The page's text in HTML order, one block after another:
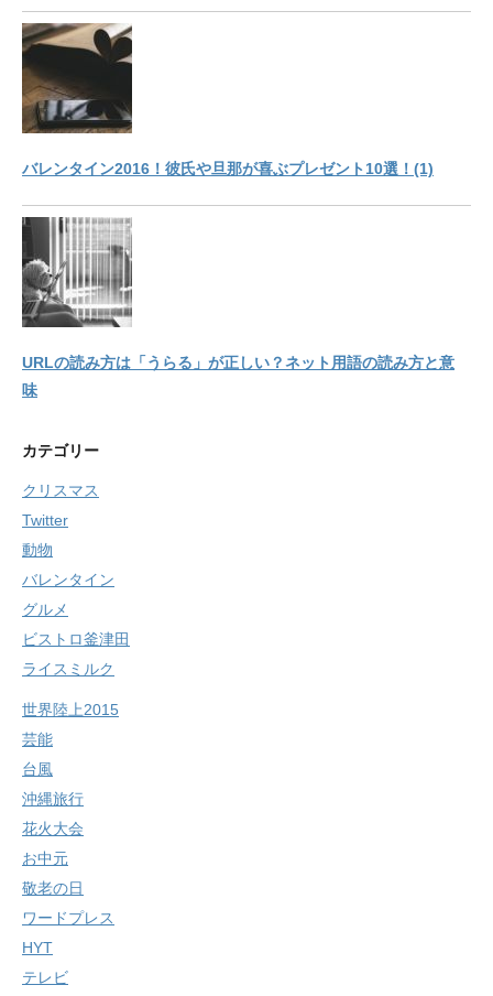
バレンタイン2016！彼氏や旦那が喜ぶプレゼント10選！(1)
URLの読み方は「うらる」が正しい？ネット用語の読み方と意
味
カテゴリー
クリスマス
Twitter
動物
バレンタイン
グルメ
ビストロ釜津田
ライスミルク
世界陸上2015
芸能
台風
沖縄旅行
花火大会
お中元
敬老の日
ワードプレス
HYT
テレビ